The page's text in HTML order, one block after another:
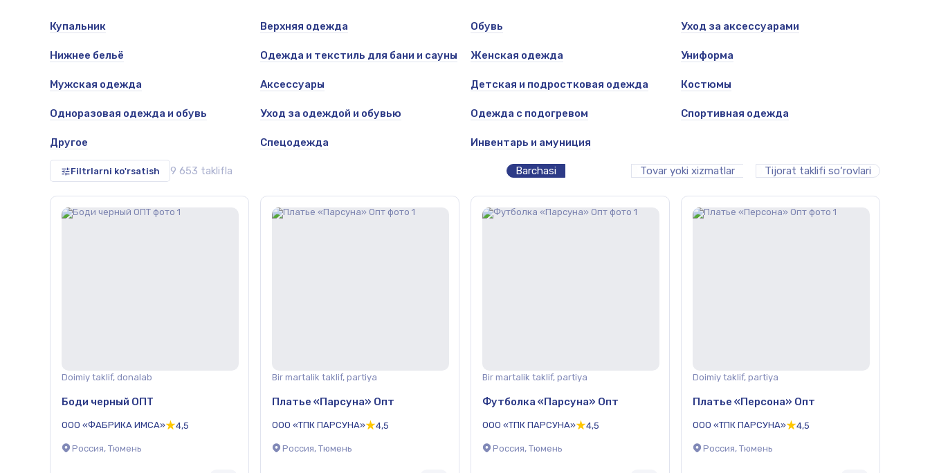
Купальник
Нижнее бельё
Мужская одежда
Одноразовая одежда и обувь
Другое
Верхняя одежда
Одежда и текстиль для бани и сауны
Аксессуары
Уход за одеждой и обувью
Спецодежда
Обувь
Женская одежда
Детская и подростковая одежда
Одежда с подогревом
Инвентарь и амуниция
Уход за аксессуарами
Униформа
Костюмы
Спортивная одежда
Filtrlarni ko'rsatish 9 653 taklifla Barchasi Tovar yoki xizmatlar Tijorat taklifi so‘rovlari
Doimiy taklif, donalab
Боди черный ОПТ
ООО «ФАБРИКА ИМСА» 4,5
Россия, Тюмень
Bir martalik taklif, partiya
Платье «Парсуна» Опт
ООО «ТПК ПАРСУНА» 4,5
Россия, Тюмень
Bir martalik taklif, partiya
Футболка «Парсуна» Опт
ООО «ТПК ПАРСУНА» 4,5
Россия, Тюмень
Doimiy taklif, partiya
Платье «Персона» Опт
ООО «ТПК ПАРСУНА» 4,5
Россия, Тюмень